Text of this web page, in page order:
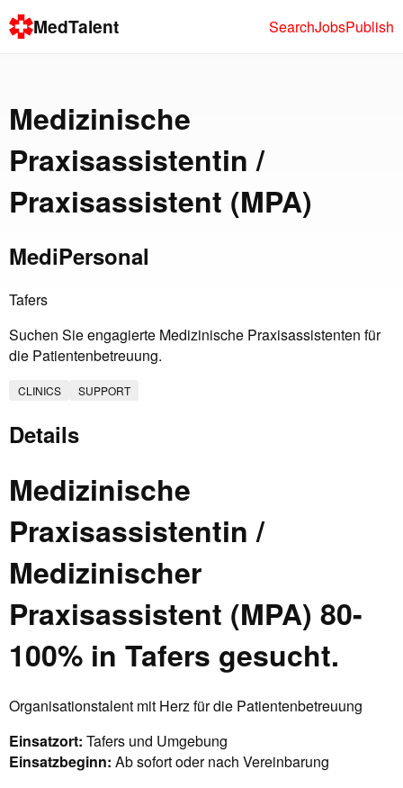
MedTalent SearchJobsPublish
Medizinische
Praxisassistentin /
Praxisassistent (MPA)
MediPersonal
Tafers
Suchen Sie engagierte Medizinische Praxisassistenten für
die Patientenbetreuung.
CLINICS SUPPORT
Details
Medizinische
Praxisassistentin /
Medizinischer
Praxisassistent (MPA) 80-
100% in Tafers gesucht.
Organisationstalent mit Herz für die Patientenbetreuung
Einsatzort: Tafers und Umgebung
Einsatzbeginn: Ab sofort oder nach Vereinbarung